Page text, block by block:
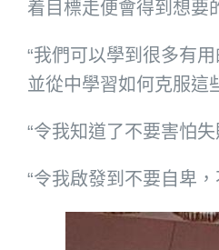
着目標走便會得到想要
“我們可以學到很多有
並從中學習如何克服這
“令我知道了不要害怕
“令我啟發到不要自卑